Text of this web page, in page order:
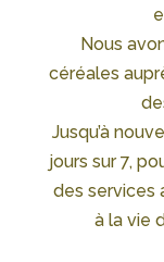
Nous
céréales
Jusqu’à
jours sur 7,
des services
à la vie